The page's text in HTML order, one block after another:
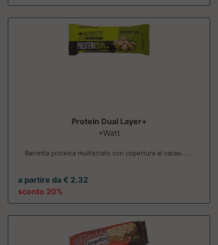
Protein Dual Layer+
+Watt
Barretta proteica multistrato con copertura al cacao. ....
a partire da € 2.32
sconto 20%